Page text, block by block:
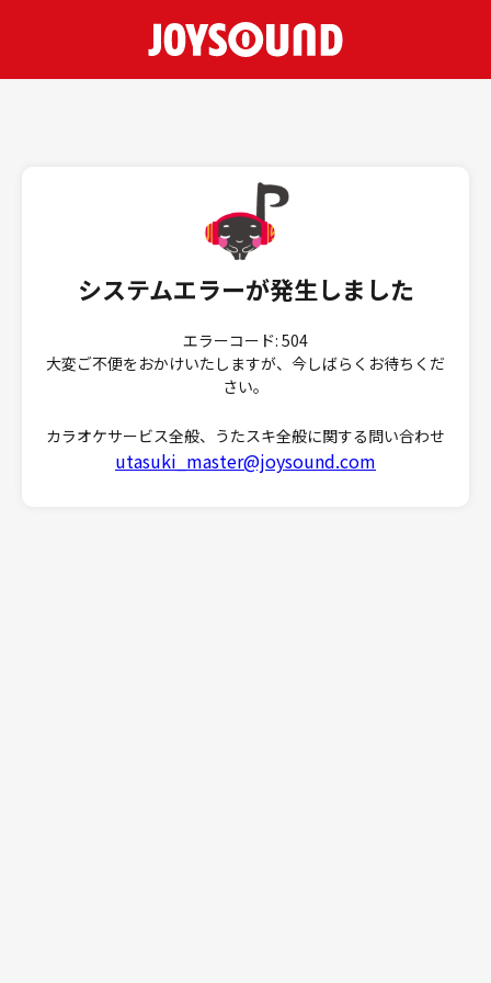
システムエラーが発生しました
エラーコード: 504
大変ご不便をおかけいたしますが、今しばらくお待ちくだ
さい。
カラオケサービス全般、うたスキ全般に関する問い合わせ
utasuki_master@joysound.com